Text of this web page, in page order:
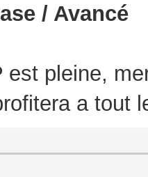
/ Avancé
est pleine,
a tout